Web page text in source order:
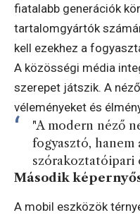
fiatalabb generációk
tartalomgyártók
kell ezekhez a
A közösségi média
szerepet játszik. A
véleményeket és
"A modern néző
fogyasztó,
szórakoztatóipari
Második
A mobil eszközök